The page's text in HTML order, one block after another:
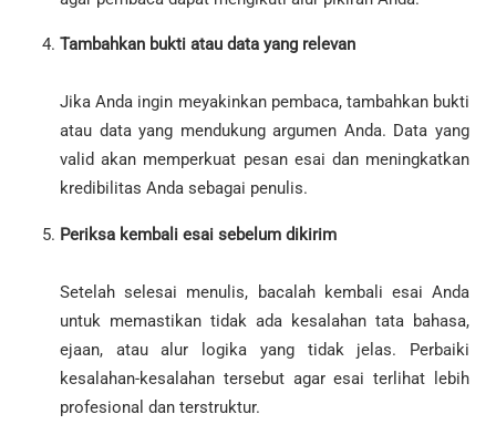
Tambahkan bukti atau data yang relevan
Jika Anda ingin meyakinkan pembaca, tambahkan bukti
atau data yang mendukung argumen Anda. Data yang
valid akan memperkuat pesan esai dan meningkatkan
kredibilitas Anda sebagai penulis.
Periksa kembali esai sebelum dikirim
Setelah selesai menulis, bacalah kembali esai Anda
untuk memastikan tidak ada kesalahan tata bahasa,
ejaan, atau alur logika yang tidak jelas. Perbaiki
kesalahan-kesalahan tersebut agar esai terlihat lebih
profesional dan terstruktur.